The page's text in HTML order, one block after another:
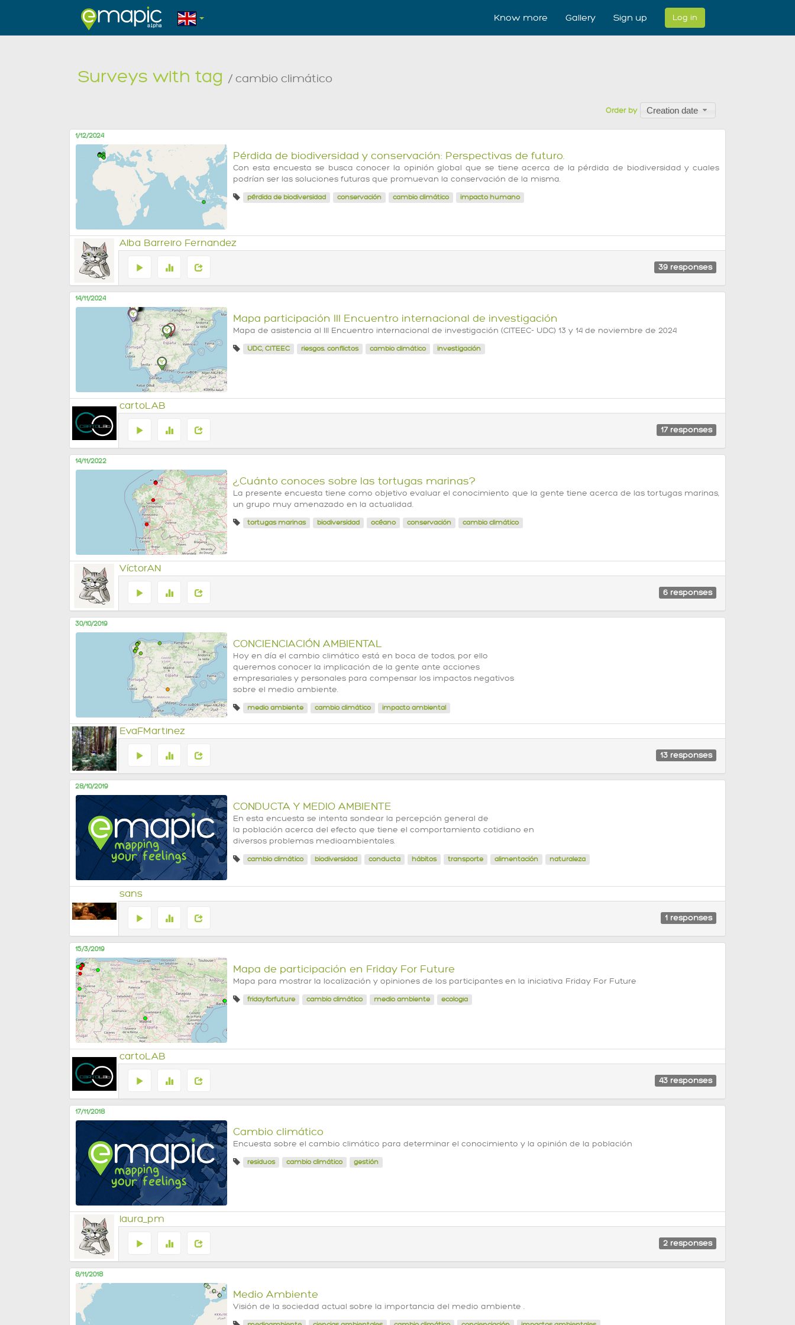
Know more Gallery Sign up Log in
Surveys with tag / cambio climático
Order by Creation date
1/12/2024
Pérdida de biodiversidad y conservación: Perspectivas de futuro.
Con esta encuesta se busca conocer la opinión global que se tiene acerca de la pérdida de biodiversidad y cuales
podrían ser las soluciones futuras que promuevan la conservación de la misma.
pérdida de biodiversidad conservación cambio climático impacto humano
Alba Barreiro Fernandez
39 responses
14/11/2024
Mapa participación III Encuentro internacional de investigación
Mapa de asistencia al III Encuentro internacional de investigación (CITEEC- UDC) 13 y 14 de noviembre de 2024
UDC; CITEEC riesgos. conflictos cambio climático investigación
cartoLAB
17 responses
14/11/2022
¿Cuánto conoces sobre las tortugas marinas?
La presente encuesta tiene como objetivo evaluar el conocimiento que la gente tiene acerca de las tortugas marinas,
un grupo muy amenazado en la actualidad.
tortugas marinas biodiversidad océano conservación cambio climático
VíctorAN
6 responses
30/10/2019
CONCIENCIACIÓN AMBIENTAL
Hoy en día el cambio climático está en boca de todos, por ello
queremos conocer la implicación de la gente ante acciones
empresariales y personales para compensar los impactos negativos
sobre el medio ambiente.
medio ambiente cambio climático impacto ambiental
EvaFMartinez
13 responses
28/10/2019
CONDUCTA Y MEDIO AMBIENTE
En esta encuesta se intenta sondear la percepción general de
la población acerca del efecto que tiene el comportamiento cotidiano en
diversos problemas medioambientales.
cambio climático biodiversidad conducta hábitos transporte alimentación naturaleza
sans
1 responses
15/3/2019
Mapa de participación en Friday For Future
Mapa para mostrar la localización y opiniones de los participantes en la iniciativa Friday For Future
fridayforfuture cambio climático medio ambiente ecología
cartoLAB
43 responses
17/11/2018
Cambio climático
Encuesta sobre el cambio climático para determinar el conocimiento y la opinión de la población
residuos cambio climático gestión
laura_pm
2 responses
8/11/2018
Medio Ambiente
Visión de la sociedad actual sobre la importancia del medio ambiente .